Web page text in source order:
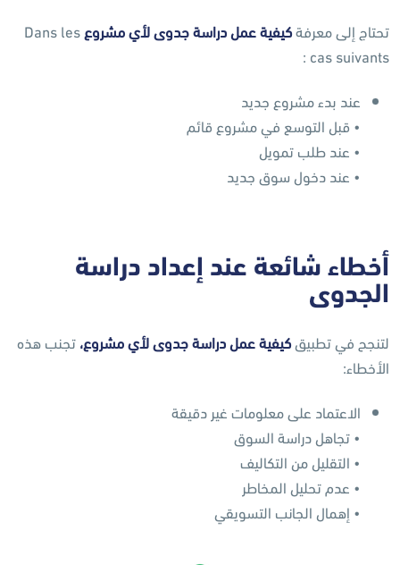
تحتاج إلى معرفةكيفية عمل دراسة جدوى لأي مشروعDans les
cas suivants :
عند بدء مشروع جديد
• قبل التوسع في مشروع قائم
• عند طلب تمويل
• عند دخول سوق جديد
أخطاء شائعة عند إعداد دراسة
الجدوى
لتنجح في تطبيقكيفية عمل دراسة جدوى لأي مشروع، تجنب هذه
الأخطاء:
الاعتماد على معلومات غير دقيقة
• تجاهل دراسة السوق
• التقليل من التكاليف
• عدم تحليل المخاطر
• إهمال الجانب التسويقي